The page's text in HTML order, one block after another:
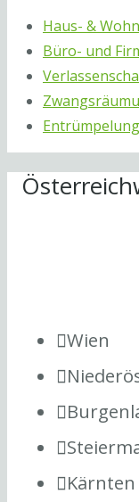
Haus- &
Büro- und
Wien
Kärnten